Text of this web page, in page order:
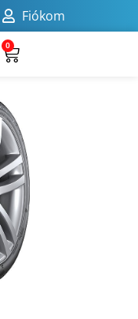
Fiókom
0